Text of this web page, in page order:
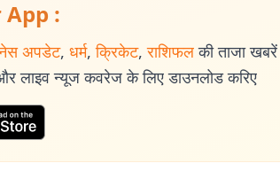
:
अपडेट, धर्म, क्रिकेट, राशिफल की ताजा
लाइव न्यूज कवरेज के लिए डाउनलोड करिए